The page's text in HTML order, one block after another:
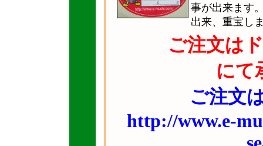
事が出来ます
出来、重宝し
ご注文は
にて
ご注文
http://www.e-